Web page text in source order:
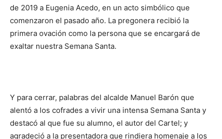
de 2019 a Eugenia Acedo, en un acto simbólico que
comenzaron el pasado año. La pregonera recibió la
primera ovación como la persona que se encargará de
exaltar nuestra Semana Santa.
Y para cerrar, palabras del alcalde Manuel Barón que
alentó a los cofrades a vivir una intensa Semana Santa y
destacó al que fue su alumno, el autor del Cartel; y
agradeció a la presentadora que rindiera homenaje a los